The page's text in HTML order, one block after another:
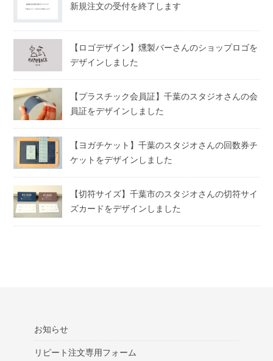
新規注文の受付を終了します
【ロゴデザイン】燻製バーさんのショップロゴを
デザインしました
【プラスチック会員証】千葉のスタジオさんの会
員証をデザインしました
【ヨガチケット】千葉のスタジオさんの回数券チ
ケットをデザインしました
【切符サイズ】千葉市のスタジオさんの切符サイ
ズカードをデザインしました
お知らせ
リピート注文専用フォーム